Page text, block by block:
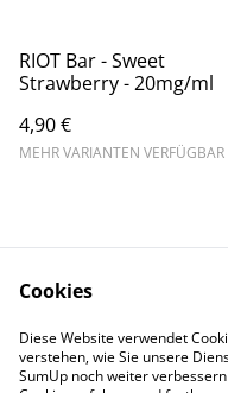
RIOT Bar - Sweet
Strawberry - 20mg/ml
4,90 €
MEHR VARIANTEN VERFÜGBAR
Contact Us
Privacy Policy
Cookies
Diese Website verwendet
verstehen, wie Sie unsere
SumUp noch weiter